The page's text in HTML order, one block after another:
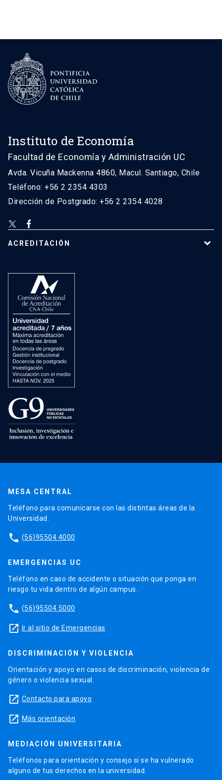
Instituto de Economía
Facultad de Economía y Administración UC
Avda. Vicuña Mackenna 4860, Macul. Santiago, Chile
Teléfono: +56 2 2354 4303
Dirección de Postgrado: +56 2 2354 4028
ACREDITACIÓN
MESA CENTRAL
Teléfono para comunicarse con las distintas áreas de la
Universidad.
phone (56)95504 4000
EMERGENCIAS UC
Teléfono en caso de accidente o situación que ponga en
riesgo tu vida dentro de algún campus.
phone (56)95504 5000
launch Ir al sitio de Emergencias
DISCRIMINACIÓN Y VIOLENCIA
Orientación y apoyo en casos de discriminación, violencia de
género o violencia sexual.
launch Contacto para apoyo
launch Más orientación
MEDIACIÓN UNIVERSITARIA
Teléfonos para orientación y consejo si se ha vulnerado
alguno de tus derechos en la universidad.